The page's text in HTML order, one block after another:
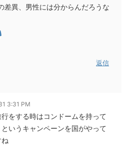
差異、男性には分からんだろうな
返信
3:31 PM
をする時はコンドームを持って
いうキャンペーンを国がやって